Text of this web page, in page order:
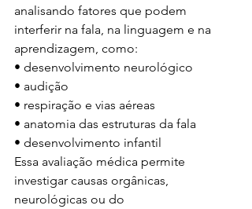
analisando fatores que podem
interferir na fala, na linguagem e na
aprendizagem, como:
• desenvolvimento neurológico
• audição
• respiração e vias aéreas
• anatomia das estruturas da fala
• desenvolvimento infantil
Essa avaliação médica permite
investigar causas orgânicas,
neurológicas ou do